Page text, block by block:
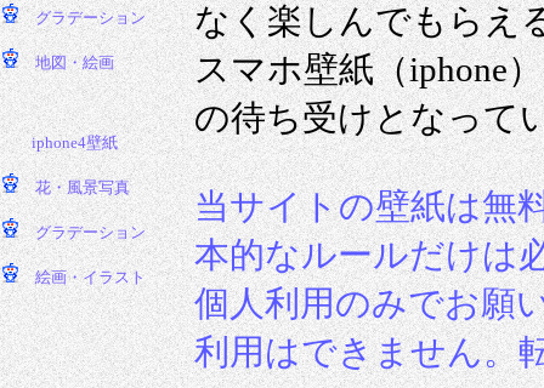
なく楽しんでもらえ
スマホ壁紙（iphone
の待ち受けとなって
当サイトの壁紙は無
本的なルールだけは
個人利用のみでお願
利用はできません。